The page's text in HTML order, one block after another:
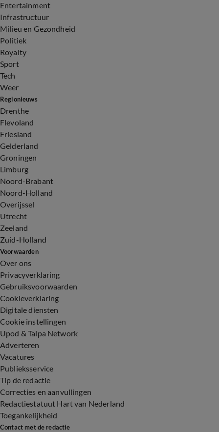
Entertainment
Infrastructuur
Milieu en Gezondheid
Politiek
Royalty
Sport
Tech
Weer
Regionieuws
Drenthe
Flevoland
Friesland
Gelderland
Groningen
Limburg
Noord-Brabant
Noord-Holland
Overijssel
Utrecht
Zeeland
Zuid-Holland
Voorwaarden
Over ons
Privacyverklaring
Gebruiksvoorwaarden
Cookieverklaring
Digitale diensten
Cookie instellingen
Upod & Talpa Network
Adverteren
Vacatures
Publieksservice
Tip de redactie
Correcties en aanvullingen
Redactiestatuut Hart van Nederland
Toegankelijkheid
Contact met de redactie